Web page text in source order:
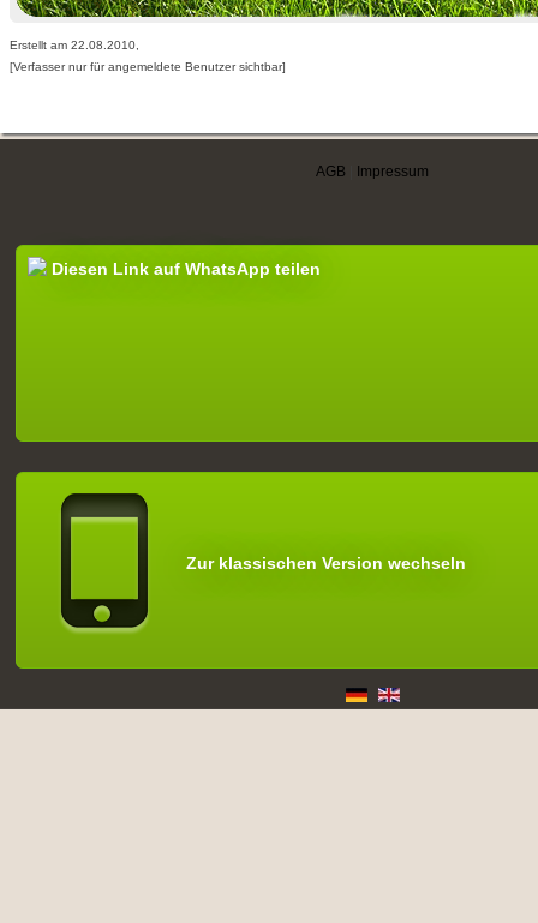
Erstellt am 22.08.2010,
[Verfasser nur für angemeldete Benutzer sichtbar]
AGB Impressum
Diesen Link auf WhatsApp teilen
Zur klassischen Version wechseln